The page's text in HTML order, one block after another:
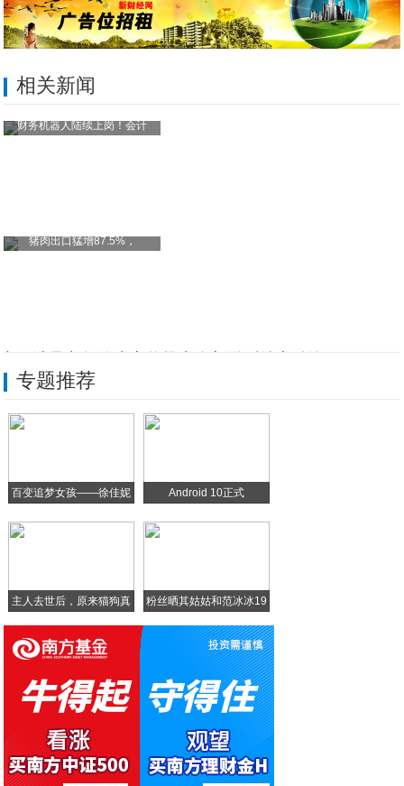
相关新闻
财务机器人陆续上岗！会计
猪肉出口猛增87.5%，
小米公司：正在准备相关抗击疫情专项贷款申
苹果技术创新！iPhoneX还是更牛 安
专题推荐
百变追梦女孩——徐佳妮 Android 10正式
主人去世后，原来猫狗真
粉丝晒其姑姑和范冰冰19